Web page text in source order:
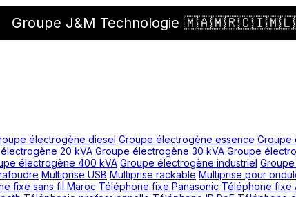
Groupe J&M Technologie
électrogène diesel Groupe électrogène essence Groupe
20 kVA Groupe électrogène 30 kVA Groupe
électrogène 400 kVA Groupe électrogène industriel
Multiprise USB Multiprise rackable Multiprise pour
fixe sans fil Maroc Téléphone fixe Panasonic Téléphone fixe